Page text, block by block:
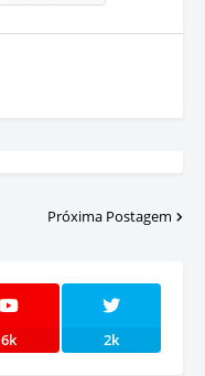
Próxima Postagem
6k 2k